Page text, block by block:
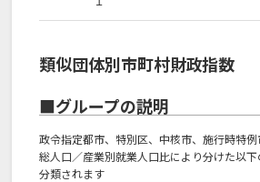
類似団体別市町村財政指数
■グループの説明
政令指定都市、特別区、中核市、施行時特例
総人口／産業別就業人口比により分けた以
分類されます